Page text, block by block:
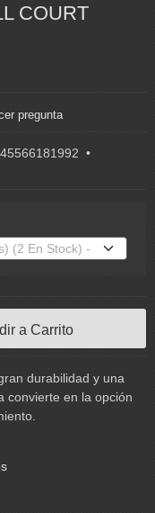
COURT
pregunta
•
a Carrito
durabilidad y una
convierte en la opción